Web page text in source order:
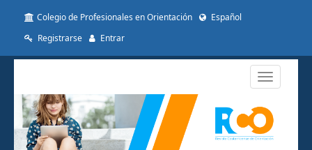
##plugins.themes.themeTen.accessible_menu.sidebar##
Colegio de Profesionales en Orientación
Español
Registrarse
Entrar
Toggle